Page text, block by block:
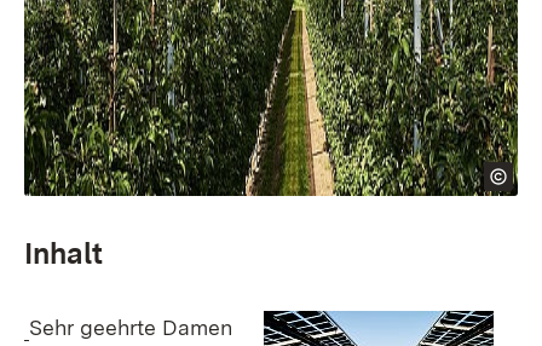
Inhalt
Sehr geehrte Damen